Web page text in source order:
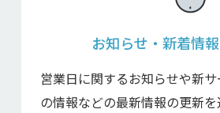
お知らせ・ 新着情
営業日に関するお知らせや新
の情報などの最新情報の更新